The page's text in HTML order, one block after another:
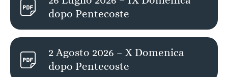
dopo Pentecoste
2 Agosto 2026 – X Domenica
dopo Pentecoste